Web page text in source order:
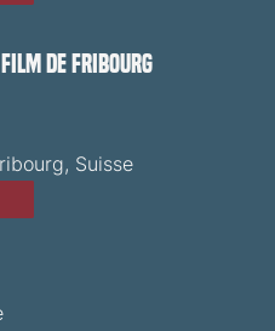
de Fribourg
Suisse